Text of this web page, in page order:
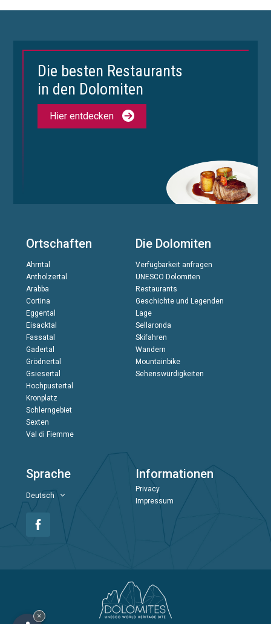
Die besten Restaurants
in den Dolomiten
Hier entdecken
Ortschaften
Ahrntal
Antholzertal
Arabba
Cortina
Eggental
Eisacktal
Fassatal
Gadertal
Grödnertal
Gsiesertal
Hochpustertal
Kronplatz
Schlerngebiet
Sexten
Val di Fiemme
Die Dolomiten
Verfügbarkeit anfragen
UNESCO Dolomiten
Restaurants
Geschichte und Legenden
Lage
Sellaronda
Skifahren
Wandern
Mountainbike
Sehenswürdigkeiten
Sprache
Deutsch
Informationen
Privacy
Impressum
×